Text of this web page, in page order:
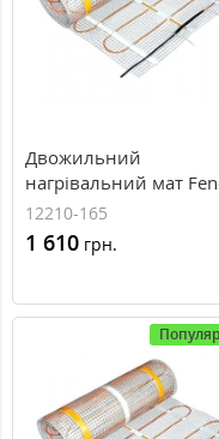
Двожильний
нагрівальний мат
LDTS 12210-165, 210
1.3 м²
12210-165
1 610 грн.